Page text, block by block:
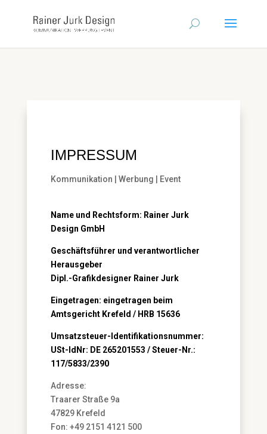
IMPRESSUM
Kommunikation | Werbung | Event
Name und Rechtsform: Rainer Jurk
Design GmbH
Geschäftsführer und verantwortlicher
Herausgeber
Dipl.-Grafikdesigner Rainer Jurk
Eingetragen: eingetragen beim
Amtsgericht Krefeld / HRB 15636
Umsatzsteuer-Identifikationsnummer:
USt-IdNr: DE 265201553 / Steuer-Nr.:
117/5833/2390
Adresse:
Traarer Straße 9a
47829 Krefeld
Fon: +49 2151 4121 500